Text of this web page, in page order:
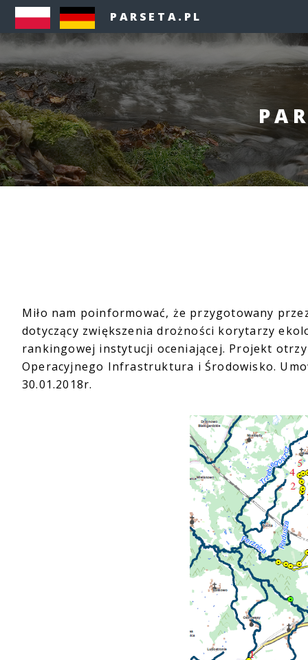
PARSETA.PL
Miło nam poinformować, że przygotowany
dotyczący zwiększenia drożności korytarzy
rankingowej instytucji oceniającej. Projekt
Operacyjnego Infrastruktura i Środowisko.
30.01.2018r.